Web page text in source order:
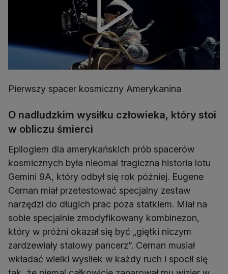
Pierwszy spacer kosmiczny Amerykanina
O nadludzkim wysiłku człowieka, który stoi
w obliczu śmierci
Epilogiem dla amerykańskich prób spacerów
kosmicznych była nieomal tragiczna historia lotu
Gemini 9A, który odbył się rok później. Eugene
Cernan miał przetestować specjalny zestaw
narzędzi do długich prac poza statkiem. Miał na
sobie specjalnie zmodyfikowany kombinezon,
który w próżni okazał się być „giętki niczym
zardzewiały stalowy pancerz”. Cernan musiał
wkładać wielki wysiłek w każdy ruch i spocił się